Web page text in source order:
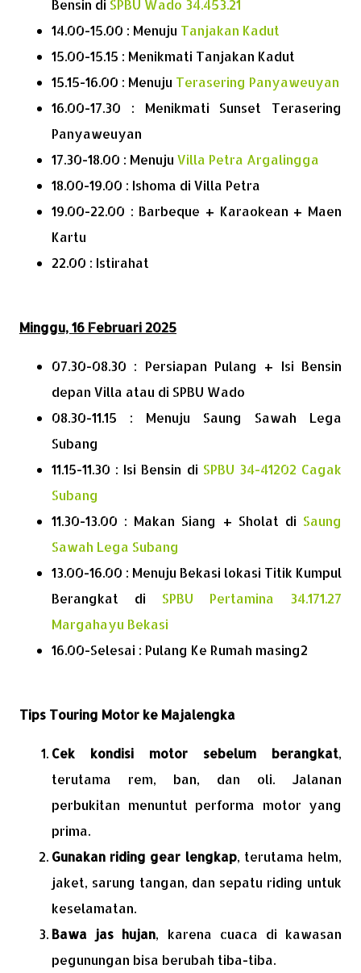
Bensin di SPBU Wado 34.453.21
14.00-15.00 : Menuju Tanjakan Kadut
15.00-15.15 : Menikmati Tanjakan Kadut
15.15-16.00 : Menuju Terasering Panyaweuyan
16.00-17.30 : Menikmati Sunset Terasering
Panyaweuyan
17.30-18.00 : Menuju Villa Petra Argalingga
18.00-19.00 : Ishoma di Villa Petra
19.00-22.00 : Barbeque + Karaokean + Maen
Kartu
22.00 : Istirahat
Minggu, 16 Februari 2025
07.30-08.30 : Persiapan Pulang + Isi Bensin
depan Villa atau di SPBU Wado
08.30-11.15 : Menuju Saung Sawah Lega
Subang
11.15-11.30 : Isi Bensin di SPBU 34-41202 Cagak
Subang
11.30-13.00 : Makan Siang + Sholat di Saung
Sawah Lega Subang
13.00-16.00 : Menuju Bekasi lokasi Titik Kumpul
Berangkat di SPBU Pertamina 34.171.27
Margahayu Bekasi
16.00-Selesai : Pulang Ke Rumah masing2
Tips Touring Motor ke Majalengka
Cek kondisi motor sebelum berangkat,
terutama rem, ban, dan oli. Jalanan
perbukitan menuntut performa motor yang
prima.
Gunakan riding gear lengkap, terutama helm,
jaket, sarung tangan, dan sepatu riding untuk
keselamatan.
Bawa jas hujan, karena cuaca di kawasan
pegunungan bisa berubah tiba-tiba.